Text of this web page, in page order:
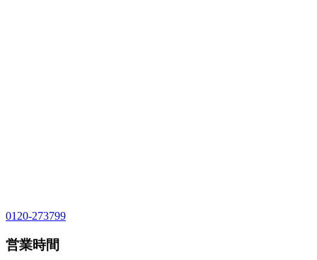
0120-273799
営業時間